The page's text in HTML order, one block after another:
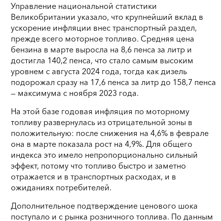
Управление национальной статистики
Великобритании указало, что крупнейший вклад в
ускорение инфляции внес транспортный раздел,
прежде всего моторное топливо. Средняя цена
бензина в марте выросла на 8,6 пенса за литр и
достигла 140,2 пенса, что стало самым высоким
уровнем с августа 2024 года, тогда как дизель
подорожал сразу на 17,6 пенса за литр до 158,7 пенса
— максимума с ноября 2023 года.
На этой базе годовая инфляция по моторному
топливу развернулась из отрицательной зоны в
положительную: после снижения на 4,6% в феврале
она в марте показала рост на 4,9%. Для общего
индекса это имело непропорционально сильный
эффект, потому что топливо быстро и заметно
отражается и в транспортных расходах, и в
ожиданиях потребителей.
Дополнительное подтверждение ценового шока
поступало и с рынка розничного топлива. По данным